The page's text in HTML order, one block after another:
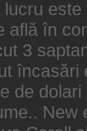
află în
3
încasări
de